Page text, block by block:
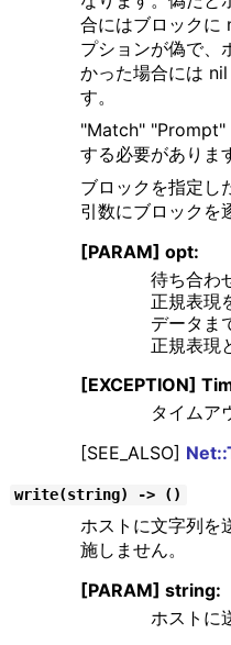
合にはブロックに
プションが偽で、
かった場合には
す。
"Match" "Prompt"
する必要がありま
ブロックを指定し
引数にブロックを
[PARAM] opt:
待ち合わ
正規表現
データま
正規表現
[EXCEPTION]
タイムア
[SEE_ALSO]
write(string) -> ()
ホストに文字列を
施しません。
[PARAM] string:
ホストに